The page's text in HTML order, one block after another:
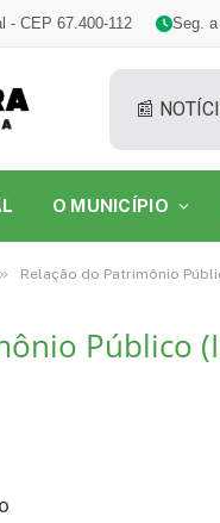
- CEP 67.400-112 Seg.
📰
O MUNICÍPIO
» Relação do Patrimônio
Público